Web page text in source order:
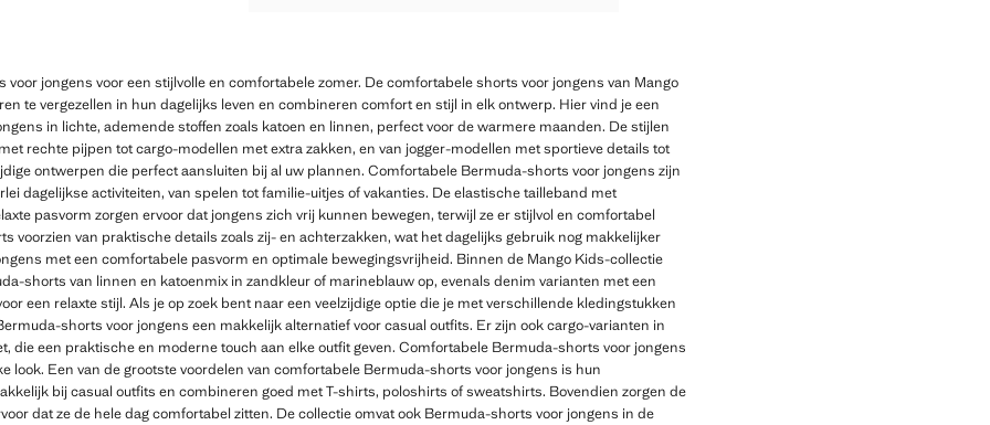
jongens voor een stijlvolle en comfortabele zomer. De comfortabele shorts voor jongens van Mango
te vergezellen in hun dagelijks leven en combineren comfort en stijl in elk ontwerp. Hier vind je een
in lichte, ademende stoffen zoals katoen en linnen, perfect voor de warmere maanden. De stijlen
rechte pijpen tot cargo-modellen met extra zakken, en van jogger-modellen met sportieve details tot
ontwerpen die perfect aansluiten bij al uw plannen. Comfortabele Bermuda-shorts voor jongens zijn
dagelijkse activiteiten, van spelen tot familie-uitjes of vakanties. De elastische tailleband met
pasvorm zorgen ervoor dat jongens zich vrij kunnen bewegen, terwijl ze er stijlvol en comfortabel
voorzien van praktische details zoals zij- en achterzakken, wat het dagelijks gebruik nog makkelijker
met een comfortabele pasvorm en optimale bewegingsvrijheid. Binnen de Mango Kids-collectie
shorts van linnen en katoenmix in zandkleur of marineblauw op, evenals denim varianten met een
een relaxte stijl. Als je op zoek bent naar een veelzijdige optie die je met verschillende kledingstukken
shorts voor jongens een makkelijk alternatief voor casual outfits. Er zijn ook cargo-varianten in
die een praktische en moderne touch aan elke outfit geven. Comfortabele Bermuda-shorts voor jongens
look. Een van de grootste voordelen van comfortabele Bermuda-shorts voor jongens is hun
bij casual outfits en combineren goed met T-shirts, poloshirts of sweatshirts. Bovendien zorgen de
dat ze de hele dag comfortabel zitten. De collectie omvat ook Bermuda-shorts voor jongens in de